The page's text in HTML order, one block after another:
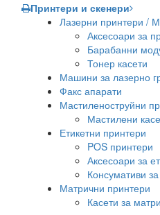
Принтери и скенери
Лазерни принтери /
Аксесоари за
Барабанни
Тонер касети
Машини за лазерно
Факс апарати
Мастиленоструйни
Мастилени
Етикетни принтери
POS принтери
Аксесоари за
Консумативи
Матрични принтери
Касети за